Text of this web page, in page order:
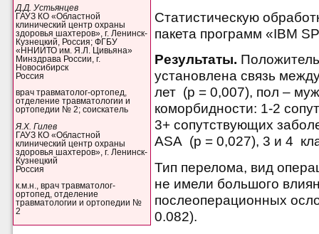
Д.Д. Устьянцев
ГАУЗ КО «Областной
клинический центр охраны
здоровья шахтеров», г. Ленинск-
Кузнецкий, Россия; ФГБУ
«ННИИТО им. Я.Л. Цивьяна»
Минздрава России, г.
Новосибирск
Россия
врач травматолог-ортопед,
отделение травматологии и
ортопедии № 2; соискатель
Я.Х. Гилев
ГАУЗ КО «Областной
клинический центр охраны
здоровья шахтеров», г. Ленинск-
Кузнецкий
Россия
к.м.н., врач травматолог-
ортопед, отделение
травматологии и ортопедии №
2
Статистическую
пакета программ «IBM
Результаты.
установлена связь
лет (p = 0,007), пол –
коморбидности: 1-2
3+ сопутствующих
ASA (p = 0,027), 3 и 4
Тип перелома, вид
не имели большого
послеоперационных
0.082).